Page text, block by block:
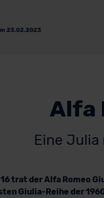
Alfa
Eine
trat der Alfa Romeo
Giulia-Reihe der